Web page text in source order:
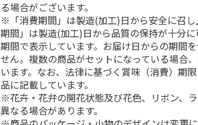
る場合がございます。
※「消費期間」は製造(加工)日から安全に召
期間」は製造(加工)日から品質の保持が十分
期間で表示しています。お届け日からの期間
せん。複数の商品がセットになっている場合
います。なお、法律に基づく賞味（消費）期
品に記載しています。
※花卉・花弁の開花状態及び花色、リボン、
異なる場合があります。